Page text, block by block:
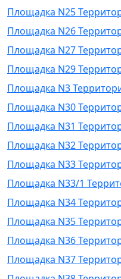
Площадка N25
Площадка N26
Площадка N27
Площадка N29
Площадка N3
Площадка N30
Площадка N31
Площадка N32
Площадка N33
Площадка N33/1
Площадка N34
Площадка N35
Площадка N36
Площадка N37